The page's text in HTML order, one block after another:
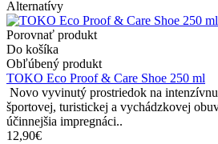
Alternatívy
Porovnať produkt
Do košíka
Obľúbený produkt
TOKO Eco Proof & Care Shoe 250 ml
Novo vyvinutý prostriedok na
športovej, turistickej a vychádzkovej
účinnejšia impregnáci..
12,90€